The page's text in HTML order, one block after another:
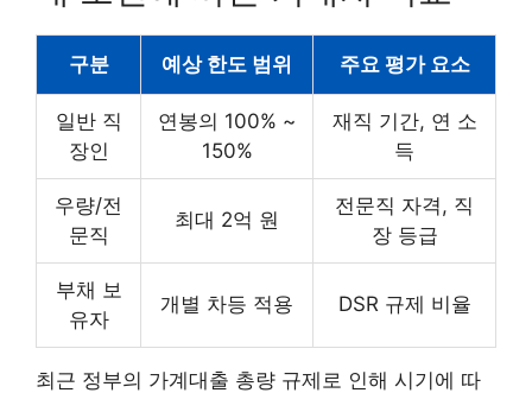
구분 예상 한도 범위 주요 평가 요소
일반 직
장인
연봉의 100% ~
150%
재직 기간, 연 소
득
우량/전
문직
최대 2억 원
전문직 자격, 직
장 등급
부채 보
유자
개별 차등 적용 DSR 규제 비율
최근 정부의 가계대출 총량 규제로 인해 시기에 따